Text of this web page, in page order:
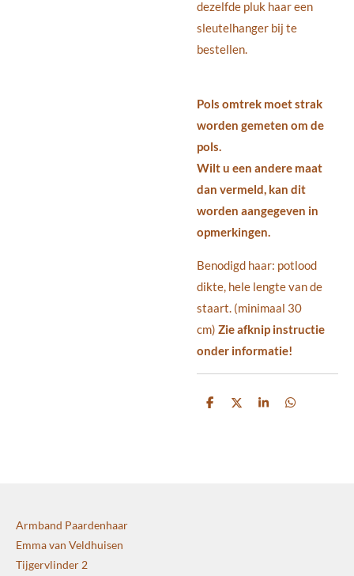
dezelfde pluk haar een
sleutelhanger bij te
bestellen.
Pols omtrek moet strak
worden gemeten om de
pols.
Wilt u een andere maat
dan vermeld, kan dit
worden aangegeven in
opmerkingen.
Benodigd haar: potlood
dikte, hele lengte van de
staart. (minimaal 30
cm) Zie afknip instructie
onder informatie!
D
D
S
D
Armband Paardenhaar
Emma van Veldhuisen
Tijgervlinder 2